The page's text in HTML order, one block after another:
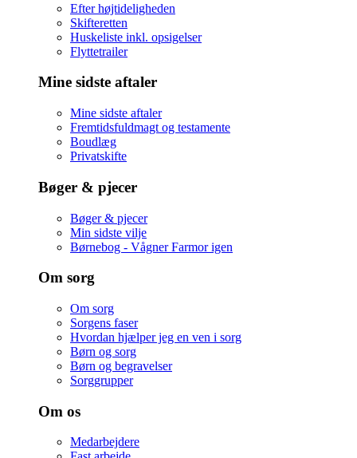
Efter højtideligheden
Skifteretten
Huskeliste inkl. opsigelser
Flyttetrailer
Mine sidste aftaler
Mine sidste aftaler
Fremtidsfuldmagt og testamente
Boudlæg
Privatskifte
Bøger & pjecer
Bøger & pjecer
Min sidste vilje
Børnebog - Vågner Farmor igen
Om sorg
Om sorg
Sorgens faser
Hvordan hjælper jeg en ven i sorg
Børn og sorg
Børn og begravelser
Sorggrupper
Om os
Medarbejdere